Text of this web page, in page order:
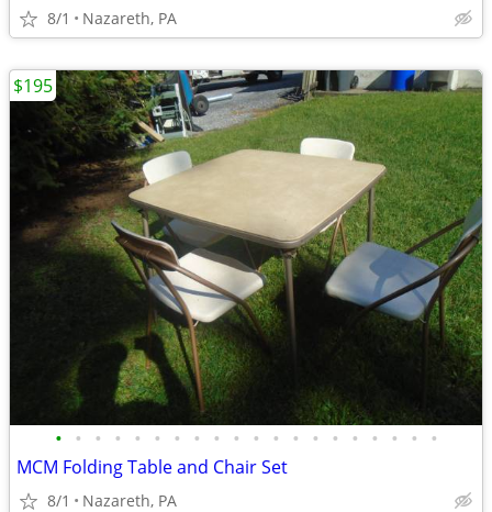
8/1 Nazareth, PA
• • • • • • • • • • • • • • • • • • • •
MCM Folding Table and Chair Set
8/1 Nazareth, PA
$195